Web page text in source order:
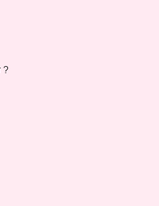
?